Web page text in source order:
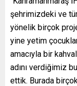
şehrimizdeki ve
yönelik birçok
yine yetim
amacıyla bir
adını verdiğimiz
ettik. Burada